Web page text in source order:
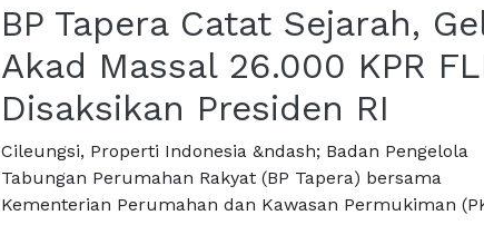
BP Tapera Catat Sejarah,
Akad Massal 26.000 KPR
Disaksikan Presiden RI
Cileungsi, Properti Indonesia &ndash; Badan Pengelola
Tabungan Perumahan Rakyat (BP Tapera) bersama
Kementerian Perumahan dan Kawasan Permukiman